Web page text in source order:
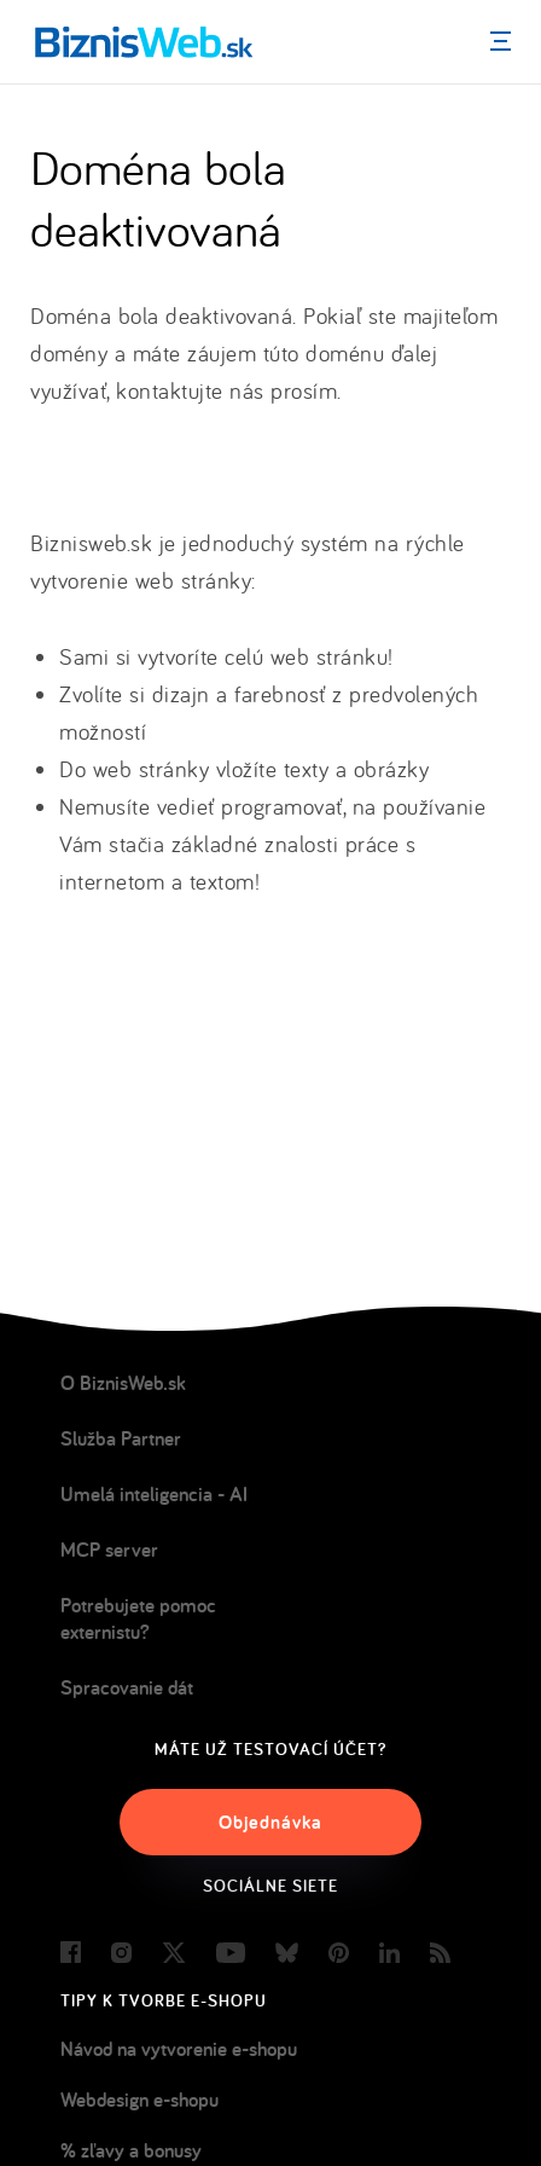
Menu
Doména bola
deaktivovaná
Doména bola deaktivovaná. Pokiaľ ste majiteľom
domény a máte záujem túto doménu ďalej
využívať, kontaktujte nás prosím.
Biznisweb.sk je jednoduchý systém na rýchle
vytvorenie web stránky:
Sami si vytvoríte celú web stránku!
Zvolíte si dizajn a farebnosť z predvolených
možností
Do web stránky vložíte texty a obrázky
Nemusíte vedieť programovať, na používanie
Vám stačia základné znalosti práce s
internetom a textom!
O BiznisWeb.sk
Služba Partner
Umelá inteligencia - AI
MCP server
Potrebujete pomoc
externistu?
Spracovanie dát
MÁTE UŽ TESTOVACÍ ÚČET?
Objednávka
SOCIÁLNE SIETE
FacebookInstagram
Twitter YoutubeBlueskyPinterestLinkedIn
TIPY K TVORBE E-SHOPU
Návod na vytvorenie e-shopu
Webdesign e-shopu
% zľavy a bonusy